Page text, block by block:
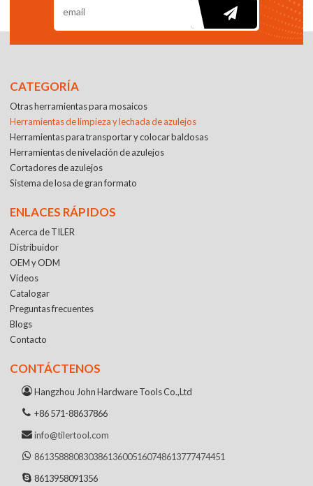
CATEGORÍA
Otras herramientas para mosaicos
Herramientas de limpieza y lechada de azulejos
Herramientas para transportar y colocar baldosas
Herramientas de nivelación de azulejos
Cortadores de azulejos
Sistema de losa de gran formato
ENLACES RÁPIDOS
Acerca de TILER
Distribuidor
OEM y ODM
Vídeos
Catalogar
Preguntas frecuentes
Blogs
Contacto
CONTÁCTENOS
Hangzhou John Hardware Tools Co.,Ltd
+86 571-88637866
info@tilertool.com
861358880830386136005160748613777474451
8613958091356